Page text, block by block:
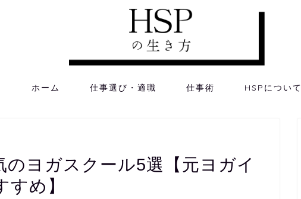
ホーム 仕事選び・適職 仕事術 HSPについて
のヨガスクール5選【元ヨガイ
め】